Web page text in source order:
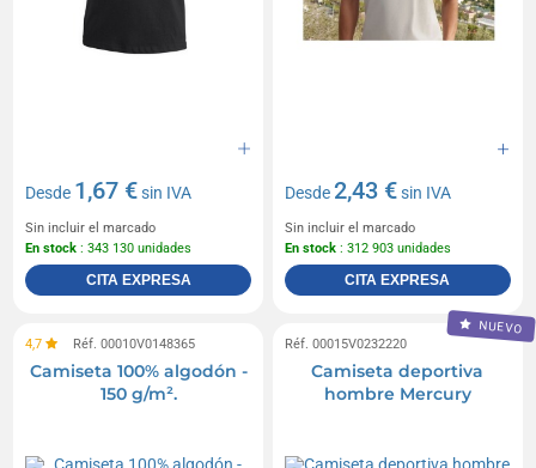
Desde 1,67 €sin IVA
Sin incluir el marcado
En stock : 343 130 unidades
CITA EXPRESA
Desde2,43 €sin IVA
Sin incluir el marcado
En stock : 312 903 unidades
CITA EXPRESA
4,7 Réf. 00010V0148365
Camiseta 100% algodón -
150 g/m².
NUEVO
Réf. 00015V0232220
Camiseta deportiva
hombre Mercury